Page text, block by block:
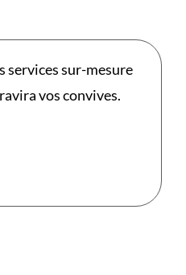
services sur-mesure
vos convives.